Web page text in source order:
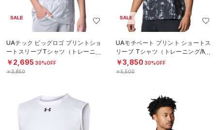
SALE
UAテック ビッグロゴ プリントショ
ートスリーブTシャツ（トレーニン
グ/BOYS）
￥2,695 30%OFF
￥3,850
SALE
UAモチベート プリント ショートス
リーブ Tシャツ（トレーニング/ME
N）
￥3,850 30%OFF
￥5,500